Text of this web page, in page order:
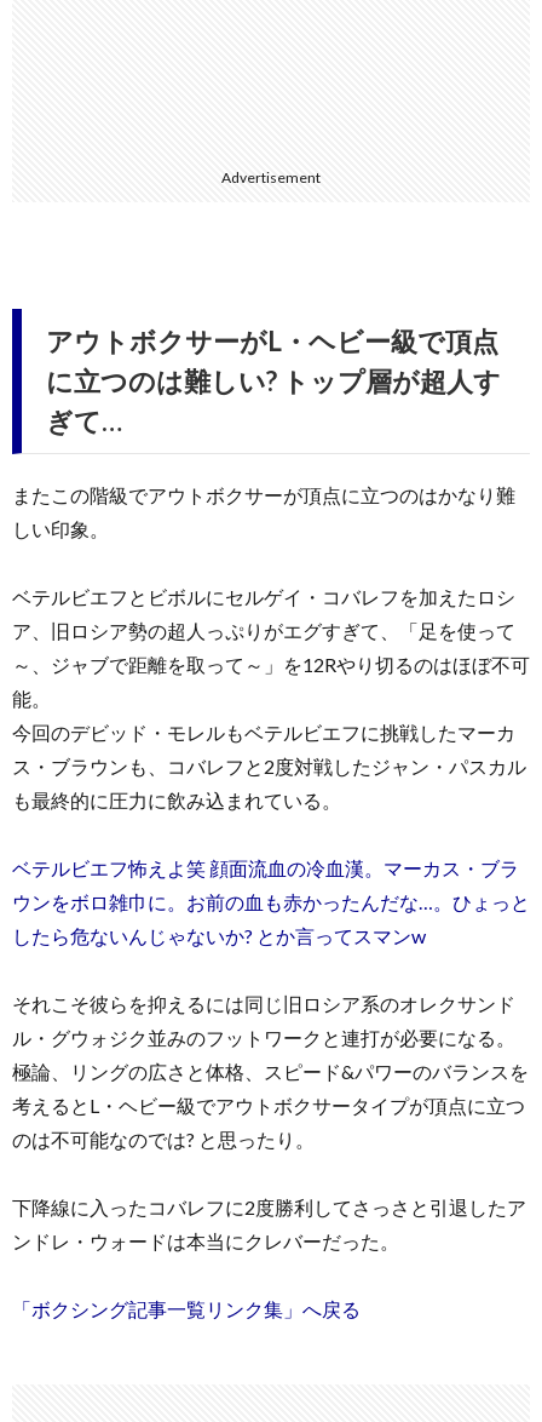
Advertisement
アウトボクサーがL・ヘビー級で頂点
に立つのは難しい? トップ層が超人す
ぎて…
またこの階級でアウトボクサーが頂点に立つのはかなり難
しい印象。
ベテルビエフとビボルにセルゲイ・コバレフを加えたロシ
ア、旧ロシア勢の超人っぷりがエグすぎて、「足を使って
～、ジャブで距離を取って～」を12Rやり切るのはほぼ不可
能。
今回のデビッド・モレルもベテルビエフに挑戦したマーカ
ス・ブラウンも、コバレフと2度対戦したジャン・パスカル
も最終的に圧力に飲み込まれている。
ベテルビエフ怖えよ笑 顔面流血の冷血漢。マーカス・ブラ
ウンをボロ雑巾に。お前の血も赤かったんだな…。ひょっと
したら危ないんじゃないか? とか言ってスマンw
それこそ彼らを抑えるには同じ旧ロシア系のオレクサンド
ル・グウォジク並みのフットワークと連打が必要になる。
極論、リングの広さと体格、スピード&パワーのバランスを
考えるとL・ヘビー級でアウトボクサータイプが頂点に立つ
のは不可能なのでは? と思ったり。
下降線に入ったコバレフに2度勝利してさっさと引退したア
ンドレ・ウォードは本当にクレバーだった。
「ボクシング記事一覧リンク集」へ戻る